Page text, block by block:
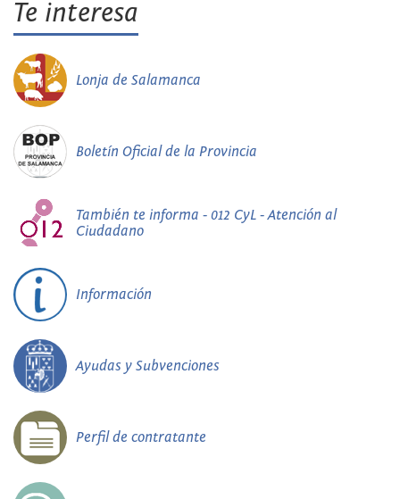
Te interesa
Lonja de Salamanca
Boletín Oficial de la Provincia
También te informa - 012 CyL - Atención al
Ciudadano
Información
Ayudas y Subvenciones
Perfil de contratante